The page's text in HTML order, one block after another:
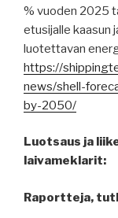
% vuoden 2025
etusijalle kaasun
luotettavan
https://
news/shell-
by-2050/
Luotsaus ja
laivameklarit:
Raportteja,